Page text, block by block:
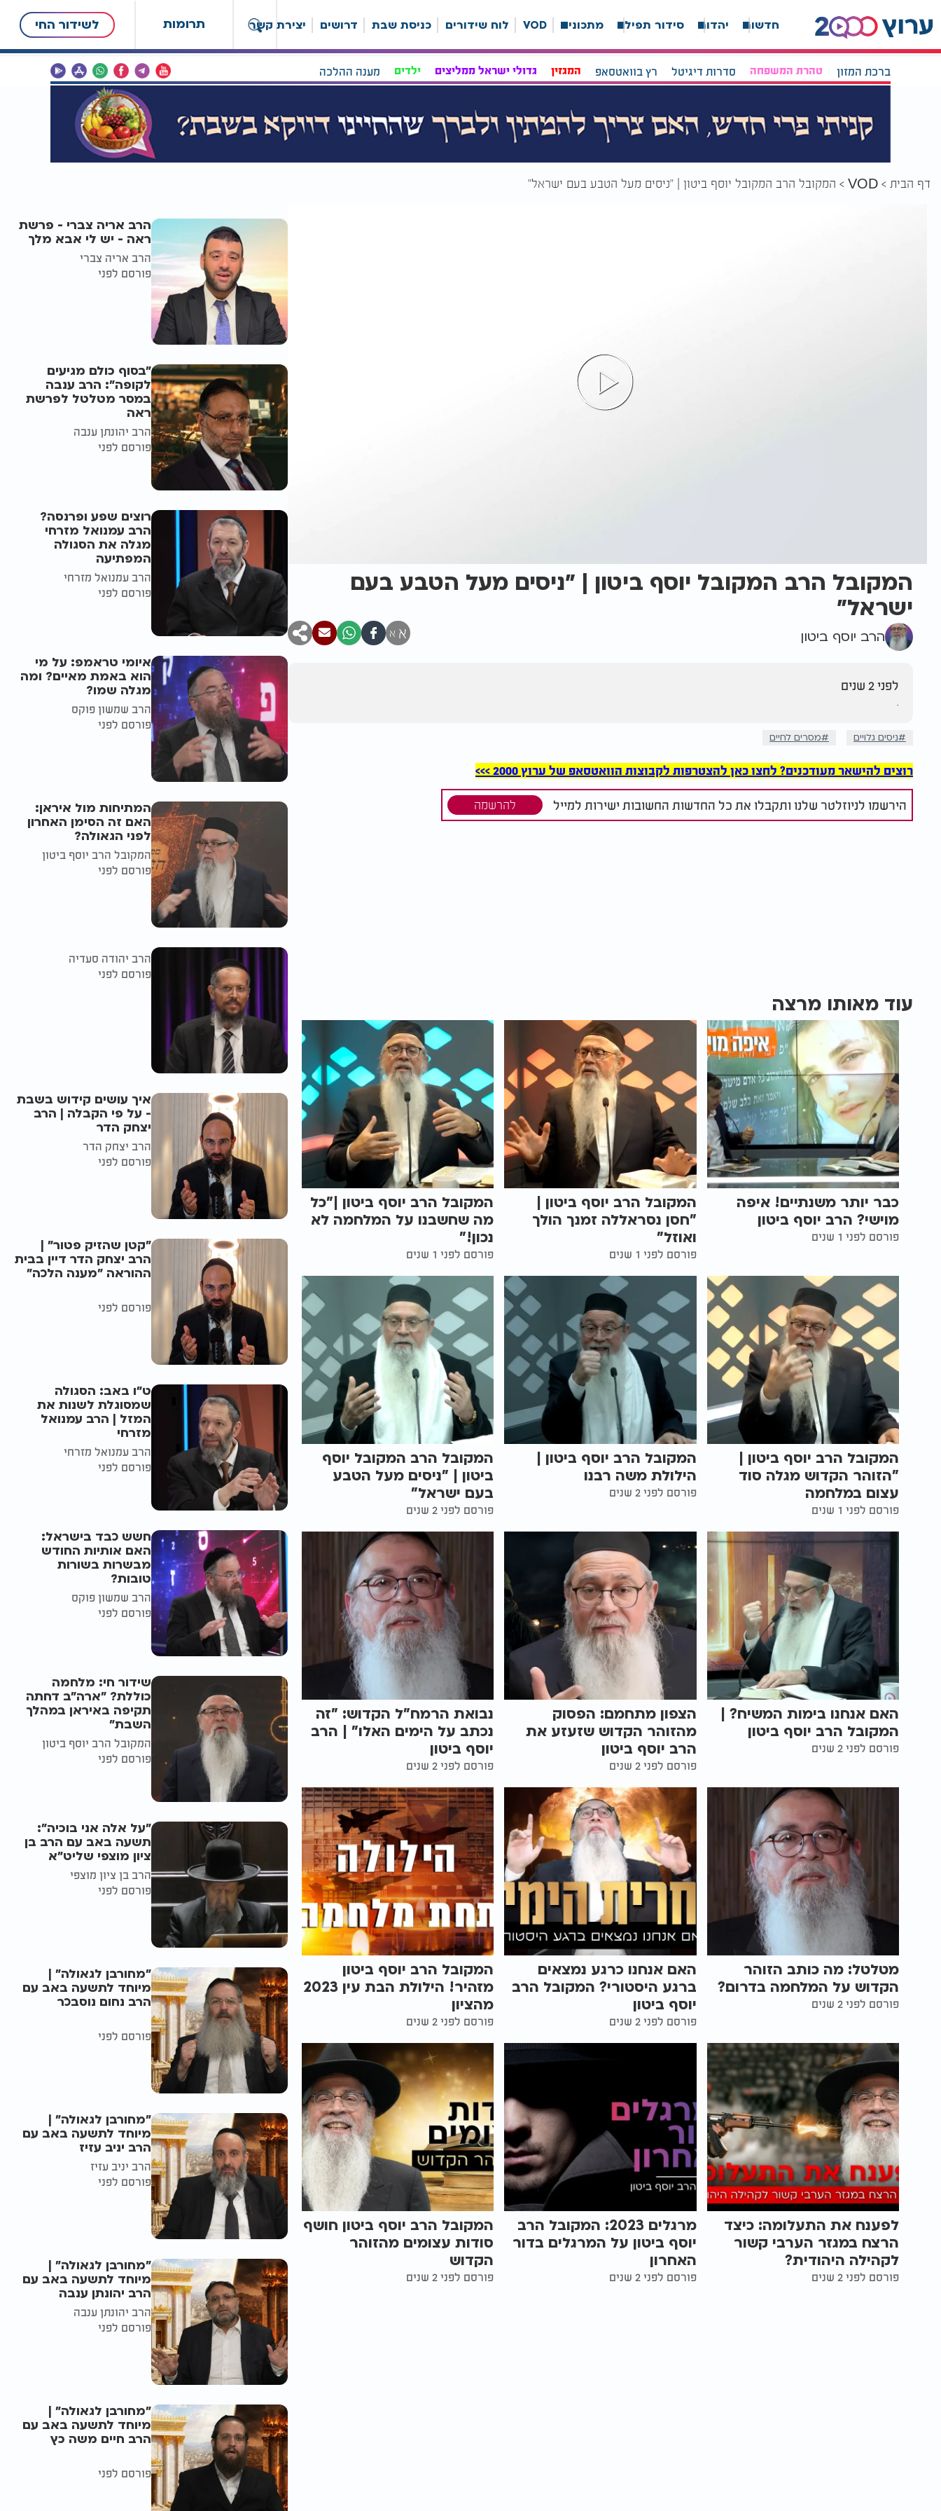
תרומות לשידור החי חדשות יהדות סידור תפילה מתכונים VOD לוח שידורים כניסת שבת דרושים יצירת קשר
ברכת המזון טהרת המשפחה סדרות דיגיטל רץ בוואטסאפ המגזין גדולי ישראל ממליצים ילדים מענה ההלכה
דף הבית VOD המקובל הרב המקובל יוסף ביטון | "ניסים מעל הטבע בעם ישראל"
המקובל הרב המקובל יוסף ביטון | "ניסים מעל הטבע בעם
ישראל"
הרב יוסף ביטון א א
לפני 2 שנים
.
ניסים גלויים מסרים לחיים
רוצים להישאר מעודכנים? לחצו כאן להצטרפות לקבוצות הוואטסאפ של ערוץ 2000 >>>
הירשמו לניוזלטר שלנו ותקבלו את כל החדשות החשובות ישירות למייל להרשמה
עוד מאותו מרצה
כבר יותר משנתיים! איפה
מוישי? הרב יוסף ביטון
פורסם לפני 1 שנים
המקובל הרב יוסף ביטון |
"חסן נסראללה זמנך הולך
ואוזל"
פורסם לפני 1 שנים
המקובל הרב יוסף ביטון |"כל
מה שחשבנו על המלחמה לא
נכון!"
פורסם לפני 1 שנים
המקובל הרב יוסף ביטון |
"הזוהר הקדוש מגלה סוד
עצום במלחמה
פורסם לפני 1 שנים
המקובל הרב יוסף ביטון |
הילולת משה רבנו
פורסם לפני 2 שנים
המקובל הרב המקובל יוסף
ביטון | "ניסים מעל הטבע
בעם ישראל"
פורסם לפני 2 שנים
האם אנחנו בימות המשיח? |
המקובל הרב יוסף ביטון
פורסם לפני 2 שנים
הצפון מתחמם: הפסוק
מהזוהר הקדוש שזעזע את
הרב יוסף ביטון
פורסם לפני 2 שנים
נבואת הרמח"ל הקדוש: "זה
נכתב על הימים האלו" | הרב
יוסף ביטון
פורסם לפני 2 שנים
מטלטל: מה כותב הזוהר
הקדוש על המלחמה בדרום?
פורסם לפני 2 שנים
האם אנחנו כרגע נמצאים
ברגע היסטורי? המקובל הרב
יוסף ביטון
פורסם לפני 2 שנים
המקובל הרב יוסף ביטון
מזהיר! הילולת הבת עין 2023
מהציון
פורסם לפני 2 שנים
לפענח את התעלומה: כיצד
הרצח במגזר הערבי קשור
לקהילה היהודית?
פורסם לפני 2 שנים
מרגלים 2023: המקובל הרב
יוסף ביטון על המרגלים בדור
האחרון
פורסם לפני 2 שנים
המקובל הרב יוסף ביטון חושף
סודות עצומים מהזוהר
הקדוש
פורסם לפני 2 שנים
הרב אריה צברי - פרשת
ראה - יש לי אבא מלך
הרב אריה צברי
פורסם לפני
"בסוף כולם מגיעים
לקופה": הרב ענבה
במסר מטלטל לפרשת
ראה
הרב יהונתן ענבה
פורסם לפני
רוצים שפע ופרנסה?
הרב עמנואל מזרחי
מגלה את הסגולה
המפתיעה
הרב עמנואל מזרחי
פורסם לפני
איומי טראמפ: על מי
הוא באמת מאיים? ומה
מגלה שמו?
הרב שמשון פוקס
פורסם לפני
המתיחות מול איראן:
האם זה הסימן האחרון
לפני הגאולה?
המקובל הרב יוסף ביטון
פורסם לפני
הרב יהודה סעדיה
פורסם לפני
איך עושים קידוש בשבת
- על פי הקבלה | הרב
יצחק הדר
הרב יצחק הדר
פורסם לפני
"קטן שהזיק פטור" |
הרב יצחק הדר דיין בבית
ההוראה "מענה הלכה"
פורסם לפני
ט"ו באב: הסגולה
שמסוגלת לשנות את
המזל | הרב עמנואל
מזרחי
הרב עמנואל מזרחי
פורסם לפני
חשש כבד בישראל:
האם אותיות החודש
מבשרות בשורות
טובות?
הרב שמשון פוקס
פורסם לפני
שידור חי: מלחמה
כוללת? ״ארה"ב דחתה
תקיפה באיראן במהלך
השבת״
המקובל הרב יוסף ביטון
פורסם לפני
"על אלה אני בוכיה":
תשעה באב עם הרב בן
ציון מוצפי שליט"א
הרב בן ציון מוצפי
פורסם לפני
"מחורבן לגאולה" |
מיוחד לתשעה באב עם
הרב נחום נוסבכר
פורסם לפני
"מחורבן לגאולה" |
מיוחד לתשעה באב עם
הרב יניב עזיז
הרב יניב עזיז
פורסם לפני
"מחורבן לגאולה" |
מיוחד לתשעה באב עם
הרב יהונתן ענבה
הרב יהונתן ענבה
פורסם לפני
"מחורבן לגאולה" |
מיוחד לתשעה באב עם
הרב חיים משה כץ
פורסם לפני